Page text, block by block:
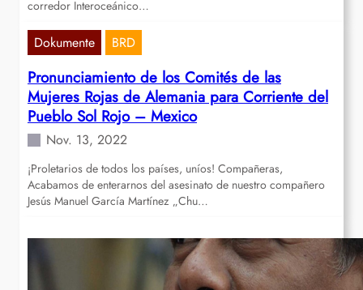
corredor Interoceánico…
Dokumente BRD
Pronunciamiento de los Comités de las
Mujeres Rojas de Alemania para Corriente del
Pueblo Sol Rojo – Mexico
Nov. 13, 2022
¡Proletarios de todos los países, uníos! Compañeras,
Acabamos de enterarnos del asesinato de nuestro compañero
Jesús Manuel García Martínez „Chu…